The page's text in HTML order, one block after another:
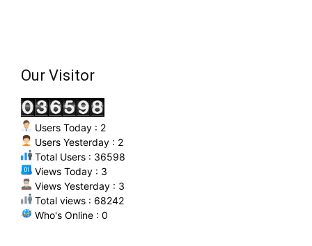
Our Visitor
Users Today : 2
Users Yesterday : 2
Total Users : 36598
Views Today : 3
Views Yesterday : 3
Total views : 68242
Who's Online : 0